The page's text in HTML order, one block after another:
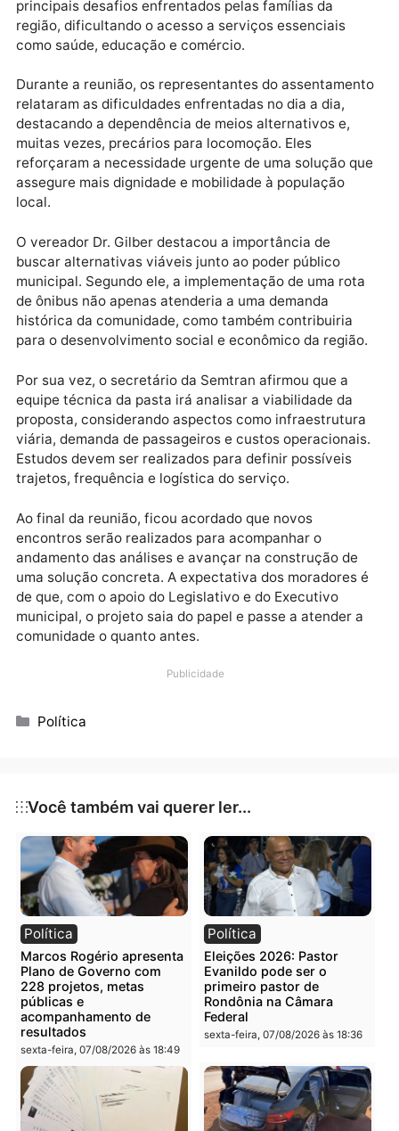
O encontro teve como principal pauta a viabilização
uma linha de ônibus que possa garantir o
deslocamento regular dos moradores do
até a área urbana da capital. Atualmente, a ausência
de transporte público é apontada como um dos
principais desafios enfrentados pelas famílias da
região, dificultando o acesso a serviços essenciais
como saúde, educação e comércio.
Durante a reunião, os representantes do
destacando a dependência de meios alternativos e,
muitas vezes, precários para locomoção. Eles
reforçaram a necessidade urgente de uma solução
assegure mais dignidade e mobilidade à população
local.
O vereador Dr. Gilber destacou a importância de
buscar alternativas viáveis junto ao poder público
municipal. Segundo ele, a implementação de uma
de ônibus não apenas atenderia a uma demanda
histórica da comunidade, como também contribuiria
Por sua vez, o secretário da Semtran afirmou que a
equipe técnica da pasta irá analisar a viabilidade da
proposta, considerando aspectos como
viária, demanda de passageiros e custos
Estudos devem ser realizados para definir possíveis
trajetos, frequência e logística do serviço.
encontros serão realizados para acompanhar o
municipal, o projeto saia do papel e passe a atender
comunidade o quanto antes.
Publicidade
Categorias
Política
Você também vai querer ler...